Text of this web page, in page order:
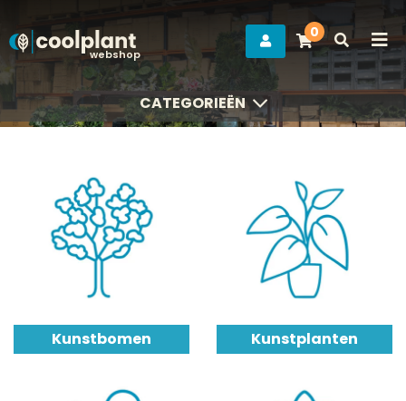
webshop
0
CATEGORIEËN
CATEGORIEËN
Kunstbomen Kunstplanten